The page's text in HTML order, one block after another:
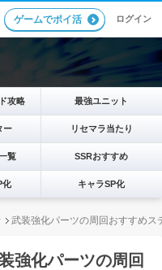
ゲームでポイ活 ログイン
攻略 最強ユニット
ー リセマラ当たり
覧 SSRおすすめ
化 キャラSP化
武装強化パーツの周回おすすめス
強化パーツの周回